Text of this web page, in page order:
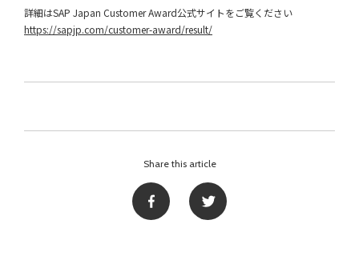
詳細はSAP Japan Customer Award公式サイトをご覧ください
https://sapjp.com/customer-award/result/
Share this article